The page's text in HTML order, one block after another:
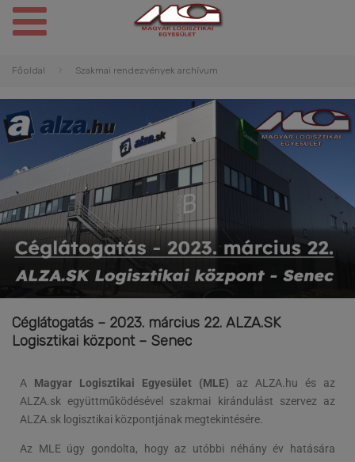
Főoldal Szakmai rendezvények archívum
Céglátogatás – 2023. március 22. ALZA.SK
Logisztikai központ – Senec
A Magyar Logisztikai Egyesület (MLE) az ALZA.hu és az
ALZA.sk együttműködésével szakmai kirándulást szervez az
ALZA.sk logisztikai központjának megtekintésére.
Az MLE úgy gondolta, hogy az utóbbi néhány év hatására